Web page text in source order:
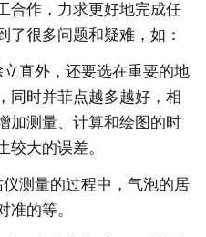
作，力求更好地完成任
了很多问题和疑难，如：
立直外，还要选在重要的地
同时并菲点越多越好，相
加测量、计算和绘图的时
较大的误差。
仪测量的过程中，气泡的居
准的等。